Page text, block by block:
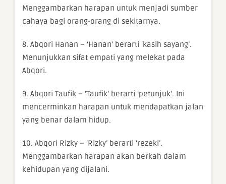
Menggambarkan harapan untuk menjadi sumber
cahaya bagi orang-orang di sekitarnya.
8. Abqori Hanan – ‘Hanan’ berarti ‘kasih sayang’.
Menunjukkan sifat empati yang melekat pada
Abqori.
9. Abqori Taufik – ‘Taufik’ berarti ‘petunjuk’. Ini
mencerminkan harapan untuk mendapatkan jalan
yang benar dalam hidup.
10. Abqori Rizky – ‘Rizky’ berarti ‘rezeki’.
Menggambarkan harapan akan berkah dalam
kehidupan yang dijalani.